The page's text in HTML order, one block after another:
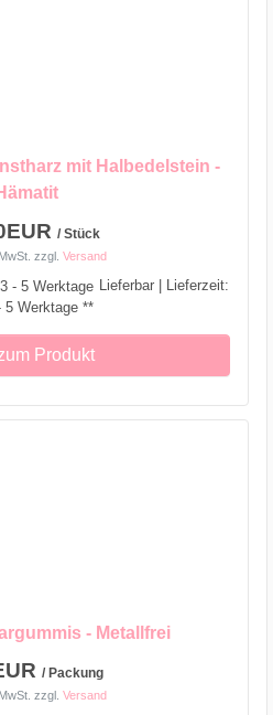
mit Halbedelstein -
/ Stück
zzgl. Versand
Lieferbar | Lieferzeit:
5 Werktage **
Produkt
- Metallfrei
/ Packung
zzgl. Versand